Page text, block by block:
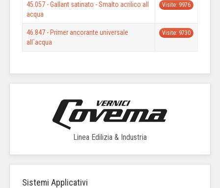
45.057 - Gallant satinato - Smalto acrilico all
acqua
Visite: 9976
46.847 - Primer ancorante universale
all`acqua
Visite: 9730
Linea Edilizia & Industria
Sistemi Applicativi